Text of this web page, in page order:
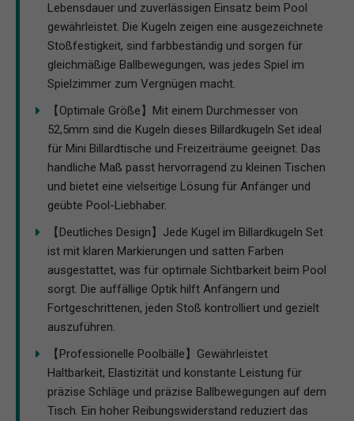
Lebensdauer und zuverlässigen Einsatz beim Pool
gewährleistet. Die Kugeln zeigen eine ausgezeichnete
Stoßfestigkeit, sind farbbeständig und sorgen für
gleichmäßige Ballbewegungen, was jedes Spiel im
Spielzimmer zum Vergnügen macht.
【Optimale Größe】Mit einem Durchmesser von
52,5mm sind die Kugeln dieses Billardkugeln Set ideal
für Mini Billardtische und Freizeiträume geeignet. Das
handliche Maß passt hervorragend zu kleinen Tischen
und bietet eine vielseitige Lösung für Anfänger und
geübte Pool-Liebhaber.
【Deutliches Design】Jede Kugel im Billardkugeln Set
ist mit klaren Markierungen und satten Farben
ausgestattet, was für optimale Sichtbarkeit beim Pool
sorgt. Die auffällige Optik hilft Anfängern und
Fortgeschrittenen, jeden Stoß kontrolliert und gezielt
auszuführen.
【Professionelle Poolbälle】Gewährleistet
Haltbarkeit, Elastizität und konstante Leistung für
präzise Schläge und präzise Ballbewegungen auf dem
Tisch. Ein hoher Reibungswiderstand reduziert das